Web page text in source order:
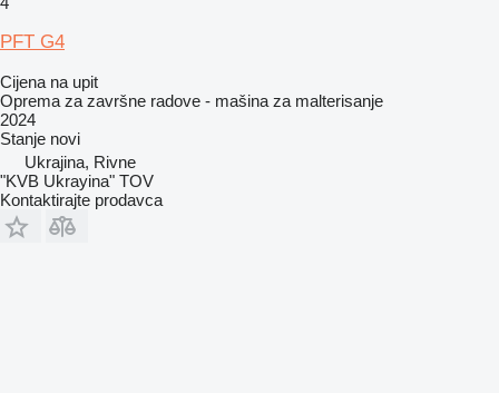
PFT G4
Cijena na upit
Oprema za završne radove - mašina za malterisanje
2024
Stanje novi
Ukrajina, Rivne
"KVB Ukrayina" TOV
Kontaktirajte prodavca